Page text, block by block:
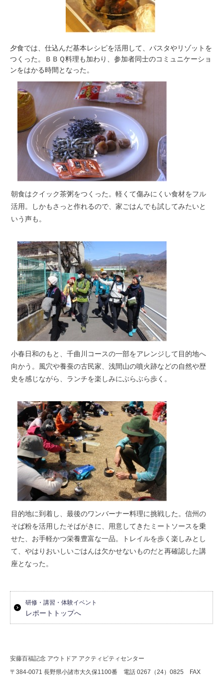
夕食では、仕込んだ基本レシピを活用して、パスタやリゾットを
つくった。ＢＢＱ料理も加わり、参加者同士のコミュニケーショ
ンをはかる時間となった。
朝食はクイック茶粥をつくった。軽くて傷みにくい食材をフル
活用。しかもさっと作れるので、家ごはんでも試してみたいと
いう声も。
小春日和のもと、千曲川コースの一部をアレンジして目的地へ
向かう。風穴や養蚕の古民家、浅間山の噴火跡などの自然や歴
史を感じながら、ランチを楽しみにぶらぶら歩く。
目的地に到着し、最後のワンバーナー料理に挑戦した。信州の
そば粉を活用したそばがきに、用意してきたミートソースを乗
せた、お手軽かつ栄養豊富な一品。トレイルを歩く楽しみとし
て、やはりおいしいごはんは欠かせないものだと再確認した講
座となった。
研修・講習・体験イベント
レポートトップへ
安藤百福記念 アウトドア アクティビティセンター
〒384-0071 長野県小諸市大久保1100番 電話 0267（24）0825 FAX